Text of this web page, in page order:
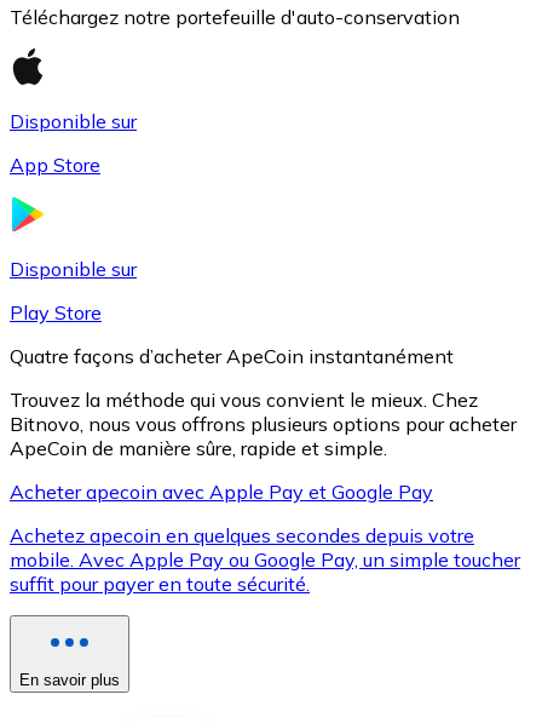
XRP
XRP
Voir toutes
Téléchargez notre portefeuille d'auto-conservation
Disponible sur
App Store
Disponible sur
Play Store
Quatre façons d’acheter ApeCoin instantanément
Trouvez la méthode qui vous convient le mieux. Chez
Bitnovo, nous vous offrons plusieurs options pour acheter
ApeCoin de manière sûre, rapide et simple.
Acheter apecoin avec Apple Pay et Google Pay
Achetez apecoin en quelques secondes depuis votre
mobile. Avec Apple Pay ou Google Pay, un simple toucher
suffit pour payer en toute sécurité.
En savoir plus